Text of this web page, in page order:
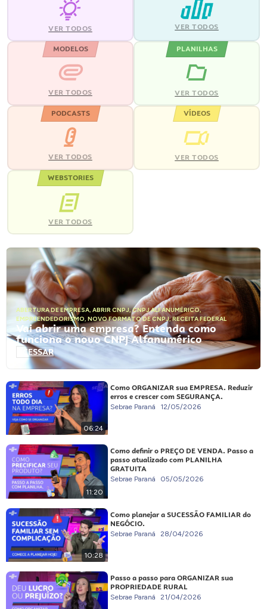
VER TODOS VER TODOS
MODELOS
VER TODOS
PLANILHAS
VER TODOS
PODCASTS
VER TODOS
VÍDEOS
VER TODOS
WEBSTORIES
VER TODOS
ABERTURA DE EMPRESA, ABRIR CNPJ,CNPJ ALFANUMÉRICO,
EMPREENDEDORISMO, NOVO FORMATO DE CNPJ,RECEITA FEDERAL
Vai abrir uma empresa? Entenda como
funciona o novo CNPJ Alfanumérico
ACESSAR
06:24
Como ORGANIZAR sua EMPRESA. Reduzir
erros e crescer com SEGURANÇA.
Sebrae Paraná 12/05/2026
11:20
Como definir o PREÇO DE VENDA. Passo a
passo atualizado com PLANILHA
GRATUITA
Sebrae Paraná 05/05/2026
10:28
Como planejar a SUCESSÃO FAMILIAR do
NEGÓCIO.
Sebrae Paraná 28/04/2026
Passo a passo para ORGANIZAR sua
PROPRIEDADE RURAL
Sebrae Paraná 21/04/2026